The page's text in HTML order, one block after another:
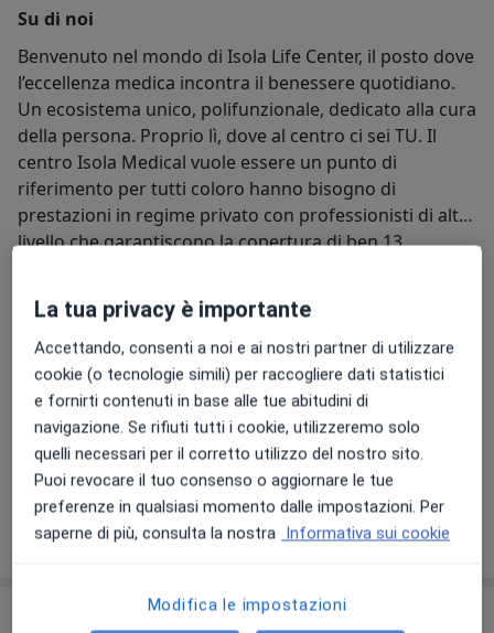
Il mio obiettivo è accompagnarti verso il
raggiungimento dei tuoi traguardi di salute
attraverso un percorso di educazione alimentare
e benessere a 360°.
Su di noi
Benvenuto nel mondo di Isola Life Center, il posto dove
l’eccellenza medica incontra il benessere quotidiano.
Un ecosistema unico, polifunzionale, dedicato alla cura
della persona. Proprio lì, dove al centro ci sei TU. Il
centro Isola Medical vuole essere un punto di
riferimento per tutti coloro hanno bisogno di
prestazioni in regime privato con professionisti di alto
livello che garantiscono la copertura di ben 13
cuore dell’Isola Bergamasca.
Le nostre specializzazioni
Fisioterapia Odontoiatria
Visualizza altre informazioni
Prestazioni disponibili
La tua privacy è importante
Accettando, consenti a noi e ai nostri partner di utilizzare
cookie (o tecnologie simili) per raccogliere dati statistici
e fornirti contenuti in base alle tue abitudini di
navigazione. Se rifiuti tutti i cookie, utilizzeremo solo
quelli necessari per il corretto utilizzo del nostro sito.
Puoi revocare il tuo consenso o aggiornare le tue
preferenze in qualsiasi momento dalle impostazioni. Per
saperne di più, consulta la nostra Informativa sui cookie
Modifica le impostazioni